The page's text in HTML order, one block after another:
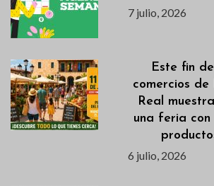
7 julio, 2026
Este fin
comercios de
Real
una feria con
6 julio, 2026